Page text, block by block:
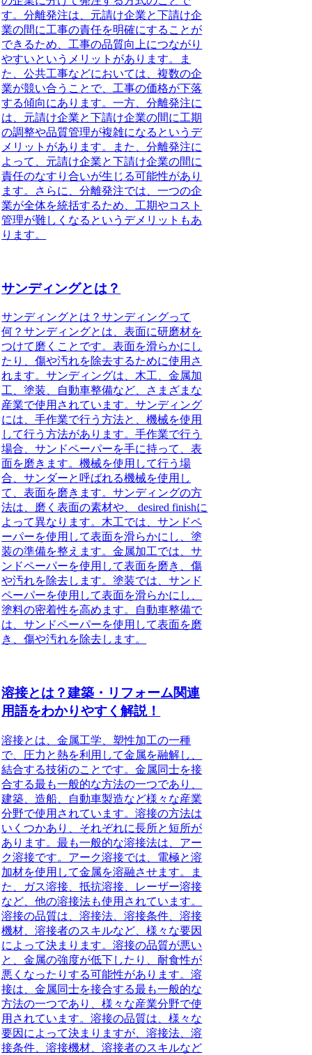
す。分離発注は、元請け企業と下請け企
業の間に工事の責任を明確にすることが
できるため、工事の品質向上につながり
やすいというメリットがあります。ま
た、公共工事などにおいては、複数の企
業が競い合うことで、工事の価格が下落
する傾向にあります。一方、分離発注に
は、元請け企業と下請け企業の間に工期
の調整や品質管理が複雑になるというデ
メリットがあります。また、分離発注に
よって、元請け企業と下請け企業の間に
責任のなすり合いが生じる可能性があり
ます。さらに、分離発注では、一つの企
業が全体を統括するため、工期やコスト
管理が難しくなるというデメリットもあ
ります。
サンディングとは？
サンディングとは？サンディングって
何？サンディングとは、表面に研磨材を
つけて磨くことです。表面を滑らかにし
たり、傷や汚れを除去するために使用さ
れます。サンディングは、木工、金属加
工、塗装、自動車整備など、さまざまな
産業で使用されています。サンディング
には、手作業で行う方法と、機械を使用
して行う方法があります。手作業で行う
場合、サンドペーパーを手に持って、表
面を磨きます。機械を使用して行う場
合、サンダーと呼ばれる機械を使用し
て、表面を磨きます。サンディングの方
法は、磨く表面の素材や、 desired finishに
よって異なります。木工では、サンドペ
ーパーを使用して表面を滑らかにし、塗
装の準備を整えます。金属加工では、サ
ンドペーパーを使用して表面を磨き、傷
や汚れを除去します。塗装では、サンド
ペーパーを使用して表面を滑らかにし、
塗料の密着性を高めます。自動車整備で
は、サンドペーパーを使用して表面を磨
き、傷や汚れを除去します。
溶接とは？建築・リフォーム関連
用語をわかりやすく解説！
溶接とは、金属工学、塑性加工の一種
で、圧力と熱を利用して金属を融解し、
結合する技術のことです。金属同士を接
合する最も一般的な方法の一つであり、
建築、造船、自動車製造など様々な産業
分野で使用されています。溶接の方法は
いくつかあり、それぞれに長所と短所が
あります。最も一般的な溶接法は、アー
ク溶接です。アーク溶接では、電極と溶
加材を使用して金属を溶融させます。ま
た、ガス溶接、抵抗溶接、レーザー溶接
など、他の溶接法も使用されています。
溶接の品質は、溶接法、溶接条件、溶接
機材、溶接者のスキルなど、様々な要因
によって決まります。溶接の品質が悪い
と、金属の強度が低下したり、耐食性が
悪くなったりする可能性があります。溶
接は、金属同士を接合する最も一般的な
方法の一つであり、様々な産業分野で使
用されています。溶接の品質は、様々な
要因によって決まりますが、溶接法、溶
接条件、溶接機材、溶接者のスキルなど